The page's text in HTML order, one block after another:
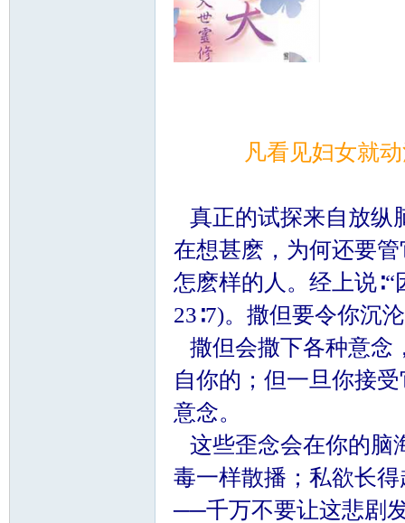
凡看见妇女就
真正的试探来自放纵
在想甚麽，为何还要
怎麽样的人。经上说
23∶7)。撒但要令你沉
撒但会撒下各种意念
自你的；但一旦你接
意念。
这些歪念会在你的脑
毒一样散播；私欲长
──千万不要让这悲剧